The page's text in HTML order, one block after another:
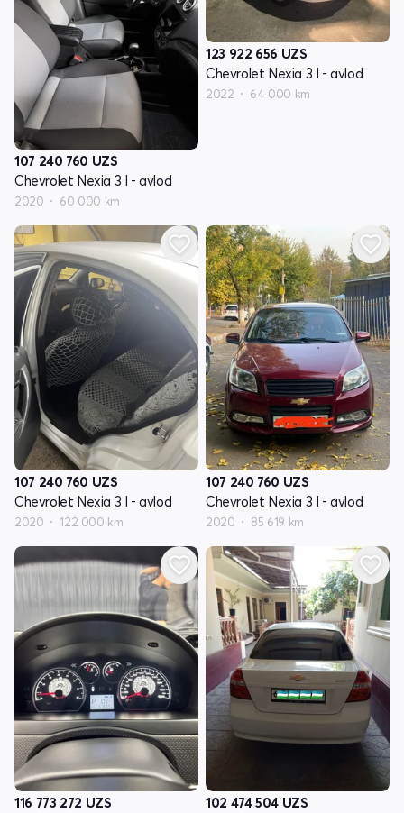
107 240 760 UZS
Chevrolet Nexia 3 I - avlod
2020 60 000 km
123 922 656 UZS
Chevrolet Nexia 3 I - avlod
2022 64 000 km
107 240 760 UZS
Chevrolet Nexia 3 I - avlod
2020 122 000 km
107 240 760 UZS
Chevrolet Nexia 3 I - avlod
2020 85 619 km
116 773 272 UZS
102 474 504 UZS